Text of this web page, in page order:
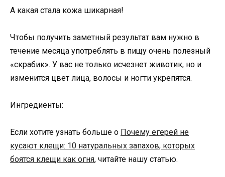
А какая стала кожа шикарная!
Чтобы получить заметный результат вам нужно в
течение месяца употреблять в пищу очень полезный
«скрабик». У вас не только исчезнет животик, но и
изменится цвет лица, волосы и ногти укрепятся.
Ингредиенты:
Если хотите узнать больше о Почему егерей не
кусают клещи: 10 натуральных запахов, которых
боятся клещи как огня, читайте нашу статью.